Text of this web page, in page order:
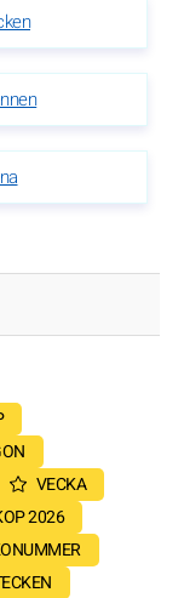
VECKA
2026